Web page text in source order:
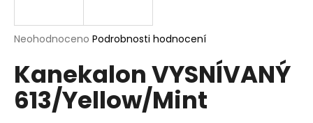
Průměrné
produktu
je
0,0
z
Neohodnoceno Podrobnosti hodnocení
Kanekalon VYSNÍVANÝ
613/Yellow/Mint
j
t
?